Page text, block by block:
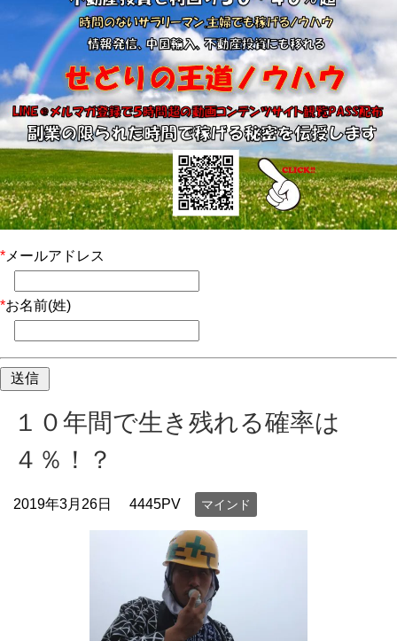
* メールアドレス
*お名前(姓)
１０年間で生き残れる確率は
４％！？
2019年3月26日 4445PV マインド